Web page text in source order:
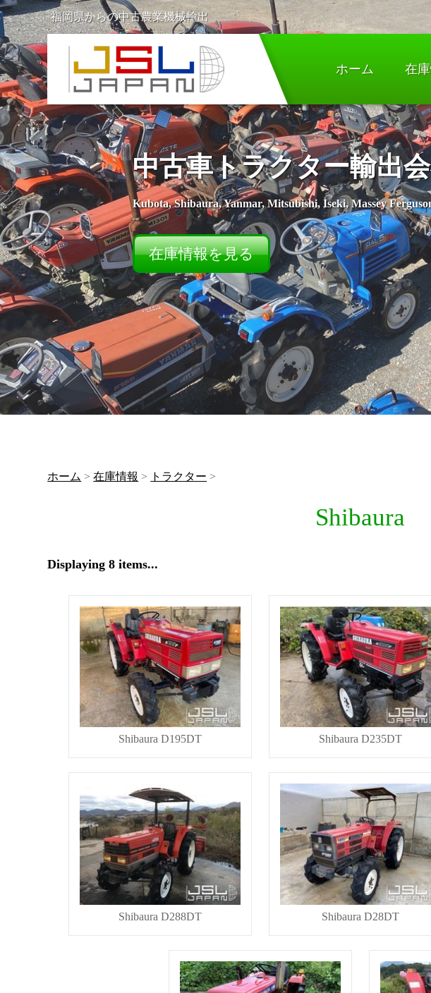
福岡県からの中古農業機械輸出
ホーム 在
中古車トラクター輸出
Kubota, Shibaura, Yanmar, Mitsubishi, Iseki, Massey
在庫情報を見る
ホーム >在庫情報 > トラクター >
Shibaura
Displaying 8 items...
Shibaura D195DT Shibaura D235DT
Shibaura D288DT Shibaura D28DT